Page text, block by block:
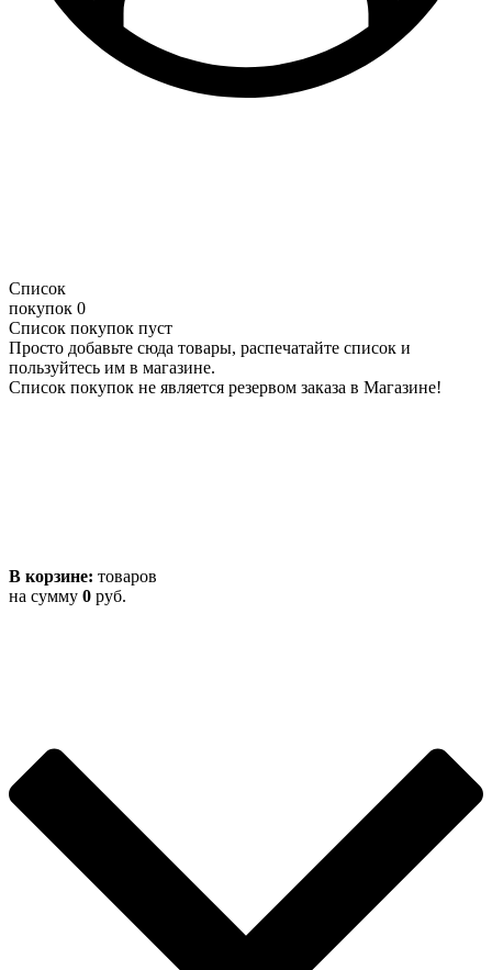
Список
покупок 0
Список покупок пуст
Просто добавьте сюда товары, распечатайте список и
пользуйтесь им в магазине.
Список покупок не является резервом заказа в Магазине!
В корзине: товаров
на сумму 0 руб.